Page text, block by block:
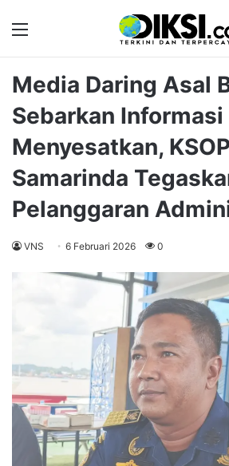
Menu
Media Daring Asal
Sebarkan Informasi
Menyesatkan,
Samarinda
Pelanggaran
VNS 6 Februari 2026 0